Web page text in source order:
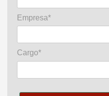
Empresa*
Cargo*